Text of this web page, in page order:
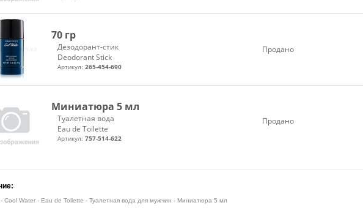
70 гр
Дезодорант-стик
Deodorant Stick
Артикул: 265-454-690
Продано
Миниатюра 5 мл
Туалетная вода
Eau de Toilette
Артикул: 757-514-622
Продано
Cool Water - Eau de Toilette - Туалетная вода для мужчин - Миниатюра 5 мл